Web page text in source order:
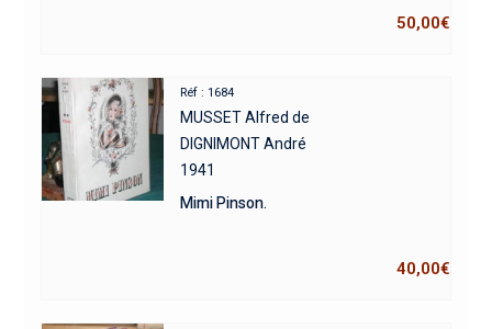
50,00€
Réf : 1684
MUSSET Alfred de
DIGNIMONT André
1941
Mimi Pinson.
40,00€